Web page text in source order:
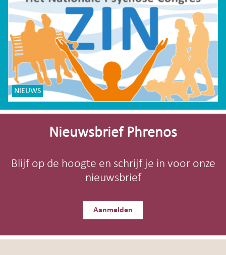
NIEUWS
Site-
Nieuwsbrief Phrenos
Blijf op de hoogte en schrijf je in voor onze
nieuwsbrief
Aanmelden